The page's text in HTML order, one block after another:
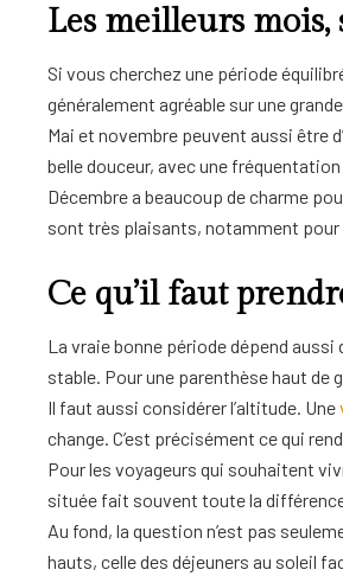
Les meilleurs
Si vous cherchez une période
généralement agréable sur une
Mai et novembre peuvent aussi être
belle douceur, avec une
Décembre a beaucoup de charme
sont très plaisants, notamment pour
Ce qu’il faut
La vraie bonne période dépend
stable. Pour une parenthèse haut de
Il faut aussi considérer l’altitude. Une
change. C’est précisément ce qui
Pour les voyageurs qui souhaitent
située fait souvent toute la
Au fond, la question n’est pas
hauts, celle des déjeuners au soleil